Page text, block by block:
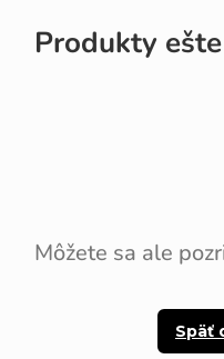
Produkty
Môžete sa ale
Späť